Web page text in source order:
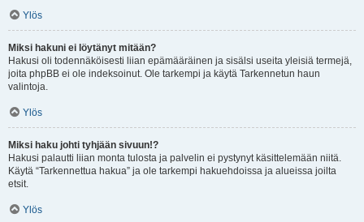
Ylös
Miksi hakuni ei löytänyt mitään?
Hakusi oli todennäköisesti liian epämääräinen ja sisälsi useita yleisiä termejä,
joita phpBB ei ole indeksoinut. Ole tarkempi ja käytä Tarkennetun haun
valintoja.
Ylös
Miksi haku johti tyhjään sivuun!?
Hakusi palautti liian monta tulosta ja palvelin ei pystynyt käsittelemään niitä.
Käytä “Tarkennettua hakua” ja ole tarkempi hakuehdoissa ja alueissa joilta
etsit.
Ylös